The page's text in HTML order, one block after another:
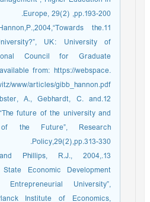
Europe, 29(2) ,pp.193-200.
the
UK: University of
Council for Graduate
from: https://webspace.
www/articles/gibb_hannon.pdf.
A., Gebhardt, C. and
future of the university and
the Future”, Research
Policy,29(2),pp.313-330.
and Phillips, R.J., 2004,
State Economic Development
University”,
Institute of Economics,